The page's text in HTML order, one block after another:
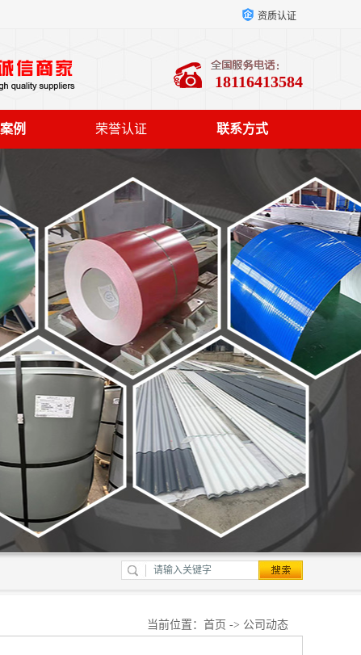
资质认证
18116413584
例 荣誉认证 联系方式
当前位置： 首页 -> 公司动态